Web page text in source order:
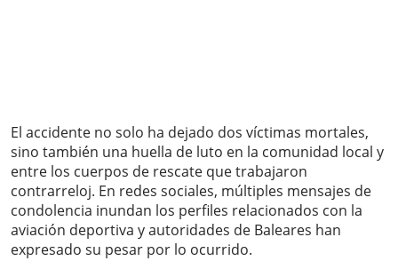
El accidente no solo ha dejado dos víctimas mortales,
sino también una huella de luto en la comunidad local y
entre los cuerpos de rescate que trabajaron
contrarreloj. En redes sociales, múltiples mensajes de
condolencia inundan los perfiles relacionados con la
aviación deportiva y autoridades de Baleares han
expresado su pesar por lo ocurrido.